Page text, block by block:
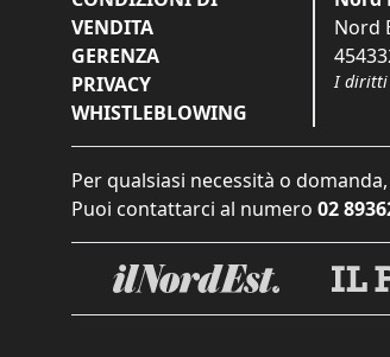
VENDITA
GERENZA
PRIVACY
WHISTLEBLOWING
Nord
I diritti
Per qualsiasi necessità o
Puoi contattarci al numero 02